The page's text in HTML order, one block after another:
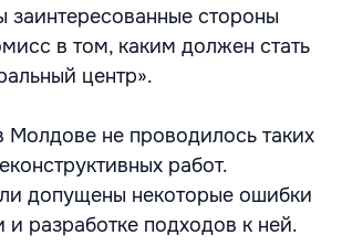
заинтересованные стороны
в том, каким должен стать
центр».
Молдове не проводилось таких
работ.
допущены некоторые ошибки
и разработке подходов к ней.